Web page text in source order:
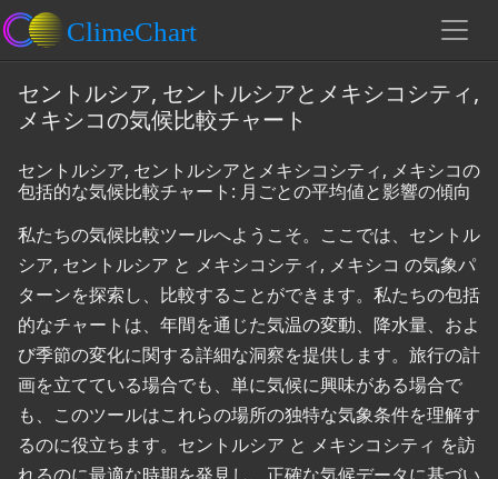
セントルシア, セントルシアとメキシコシティ,
メキシコの気候比較チャート
セントルシア, セントルシアとメキシコシティ, メキシコの
包括的な気候比較チャート: 月ごとの平均値と影響の傾向
私たちの気候比較ツールへようこそ。ここでは、セントル
シア, セントルシア と メキシコシティ, メキシコ の気象パ
ターンを探索し、比較することができます。私たちの包括
的なチャートは、年間を通じた気温の変動、降水量、およ
び季節の変化に関する詳細な洞察を提供します。旅行の計
画を立てている場合でも、単に気候に興味がある場合で
も、このツールはこれらの場所の独特な気象条件を理解す
るのに役立ちます。セントルシア と メキシコシティ を訪